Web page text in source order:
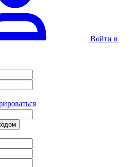
Войти в